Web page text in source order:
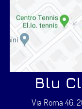
Blu
Via Roma 46,